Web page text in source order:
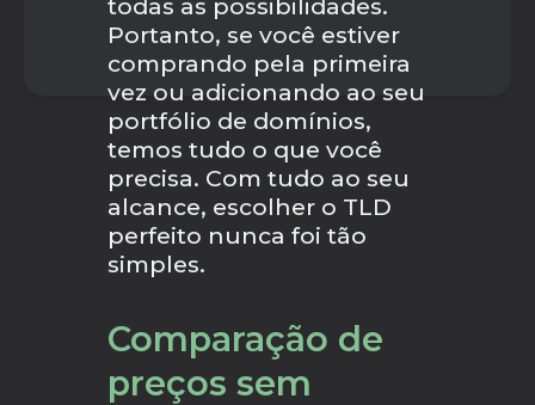
todas as possibilidades.
Portanto, se você estiver
comprando pela primeira
vez ou adicionando ao seu
portfólio de domínios,
temos tudo o que você
precisa. Com tudo ao seu
alcance, escolher o TLD
perfeito nunca foi tão
simples.
Comparação de
preços sem